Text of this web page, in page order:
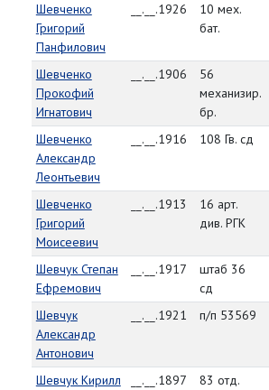
Шевченко
Григорий
Панфилович
__.__.1926
10 мех.
бат.
Шевченко
Прокофий
Игнатович
__.__.1906
56
механизир.
бр.
Шевченко
Александр
Леонтьевич
__.__.1916 108 Гв. сд
Шевченко
Григорий
Моисеевич
__.__.1913
16 арт.
див. РГК
Шевчук Степан
Ефремович
__.__.1917
штаб 36
сд
Шевчук
Александр
Антонович
__.__.1921 п/п 53569
Шевчук Кирилл
__.__.1897
83 отд.